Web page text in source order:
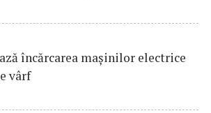
încărcarea maşinilor electrice
vârf